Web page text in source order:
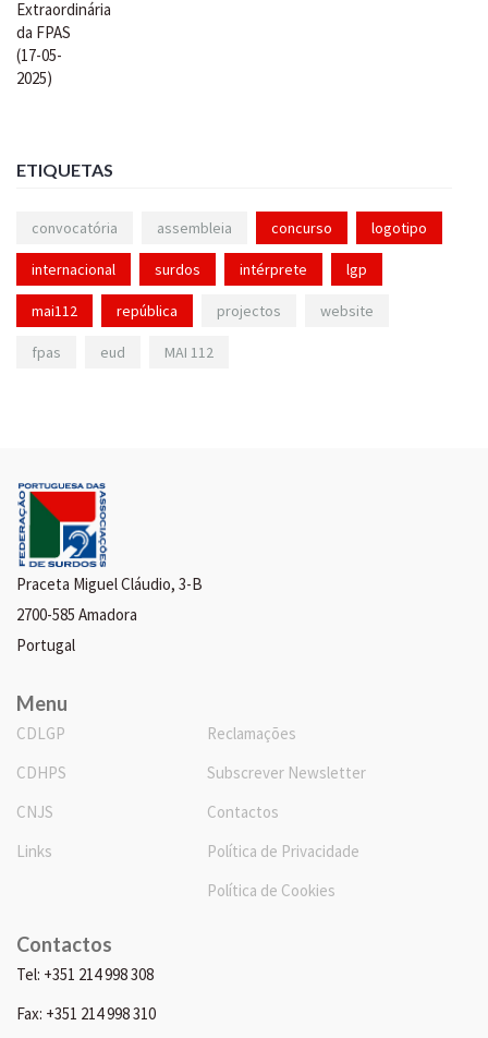
ETIQUETAS
convocatória assembleia concurso logotipo
internacional surdos intérprete lgp
mai112 república projectos website
fpas eud MAI 112
Praceta Miguel Cláudio, 3-B
2700-585 Amadora
Portugal
Menu
CDLGP
CDHPS
CNJS
Links
Reclamações
Subscrever Newsletter
Contactos
Política de Privacidade
Política de Cookies
Contactos
Tel: +351 214 998 308
Fax: +351 214 998 310